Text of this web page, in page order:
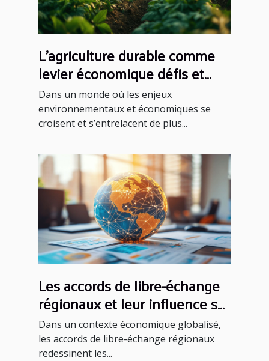
L'agriculture durable comme
levier économique défis et
solutions pour les agriculteurs
français
Dans un monde où les enjeux
environnementaux et économiques se
croisent et s’entrelacent de plus...
Les accords de libre-échange
régionaux et leur influence sur
les PME
Dans un contexte économique globalisé,
les accords de libre-échange régionaux
redessinent les...